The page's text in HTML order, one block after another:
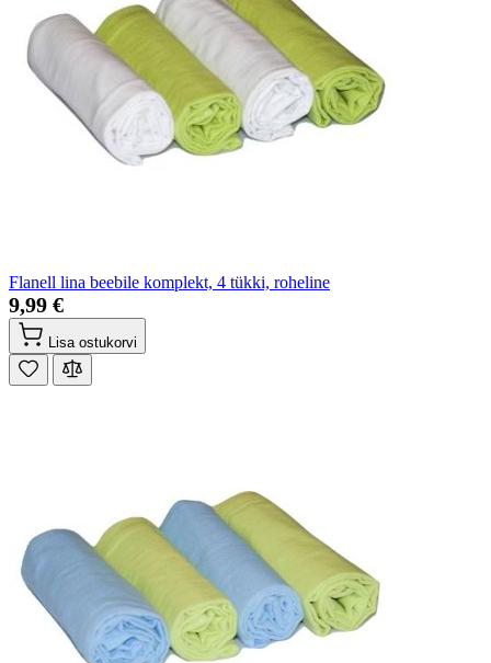
Flanell lina beebile komplekt, 4 tükki, roheline
9,99 €
Lisa ostukorvi